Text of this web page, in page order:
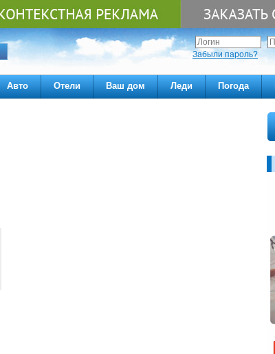
Забыли пароль?
Авто Отели Ваш дом Леди Погода